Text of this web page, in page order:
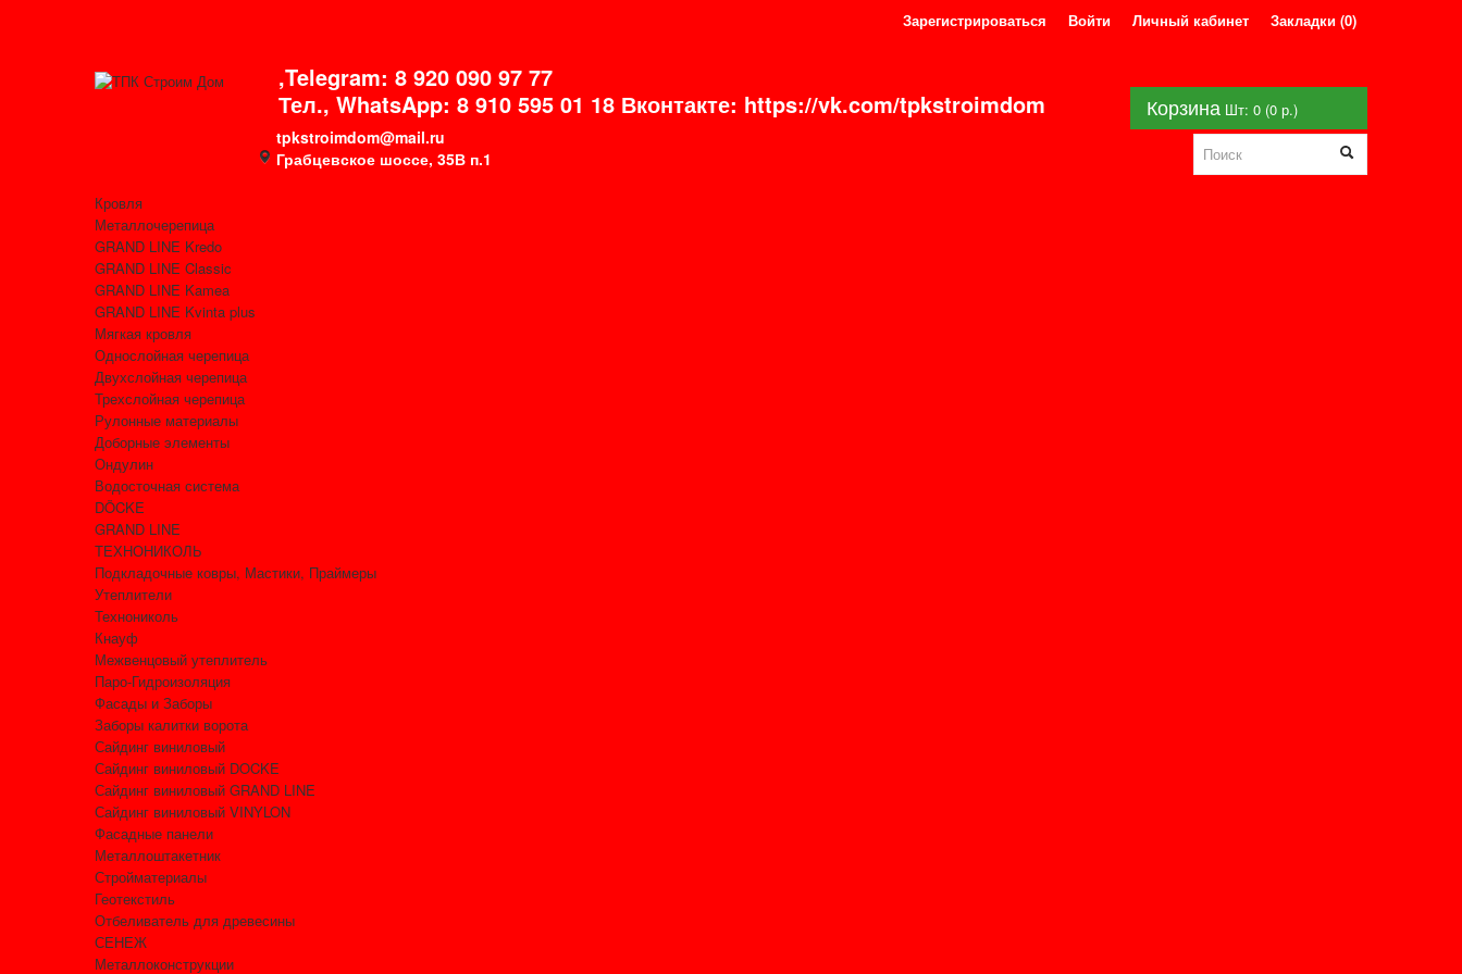
Закладки (0)
Личный кабинет
Войти
Зарегистрироваться
,Telegram: 8 920 090 97 77
Тел., WhatsApp: 8 910 595 01 18 Вконтакте: https://vk.com/tpkstroimdom
tpkstroimdom@mail.ru
Грабцевское шоссе, 35В п.1
Корзина Шт: 0 (0 р.)
Кровля
Металлочерепица
GRAND LINE Kredo
GRAND LINE Classic
GRAND LINE Kamea
GRAND LINE Kvinta plus
Мягкая кровля
Однослойная черепица
Двухслойная черепица
Трехслойная черепица
Рулонные материалы
Доборные элементы
Ондулин
Водосточная система
DÖCKE
GRAND LINE
ТЕХНОНИКОЛЬ
Подкладочные ковры, Мастики, Праймеры
Утеплители
Технониколь
Кнауф
Межвенцовый утеплитель
Паро-Гидроизоляция
Фасады и Заборы
Заборы калитки ворота
Сайдинг виниловый
Сайдинг виниловый DOCKE
Сайдинг виниловый GRAND LINE
Сайдинг виниловый VINYLON
Фасадные панели
Металлоштакетник
Стройматериалы
Геотекстиль
Отбеливатель для древесины
СЕНЕЖ
Металлоконструкции